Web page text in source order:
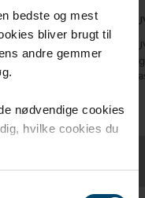
bedste og mest
bliver brugt til
andre gemmer
nødvendige cookies
hvilke cookies du
utan
DAFA
DAFA